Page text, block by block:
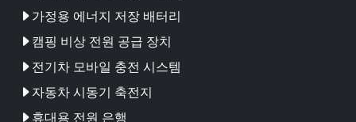
가정용 에너지 저장 배터리
캠핑 비상 전원 공급 장치
전기차 모바일 충전 시스템
자동차 시동기 축전지
휴대용 전원 은행